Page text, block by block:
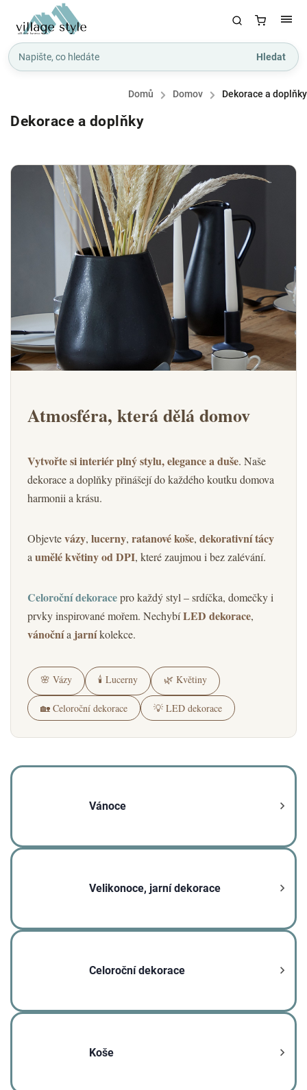
Hledat
Domů / Domov / Dekorace a doplňky
Dekorace a doplňky
Atmosféra, která dělá domov
Vytvořte si interiér plný stylu, elegance a duše. Naše
dekorace a doplňky přinášejí do každého koutku domova
harmonii a krásu.
Objevtevázy, lucerny, ratanové koše, dekorativní tácy
a umělé květiny od DPI, které zaujmou i bez zalévání.
Celoroční dekoracepro každý styl – srdíčka, domečky i
prvky inspirované mořem. NechybíLED dekorace,
vánočnía jarníkolekce.
🌸 Vázy 🕯️ Lucerny 🌿 Květiny
🏡 Celoroční dekorace 💡 LED dekorace
Vánoce
Velikonoce, jarní dekorace
Celoroční dekorace
Koše